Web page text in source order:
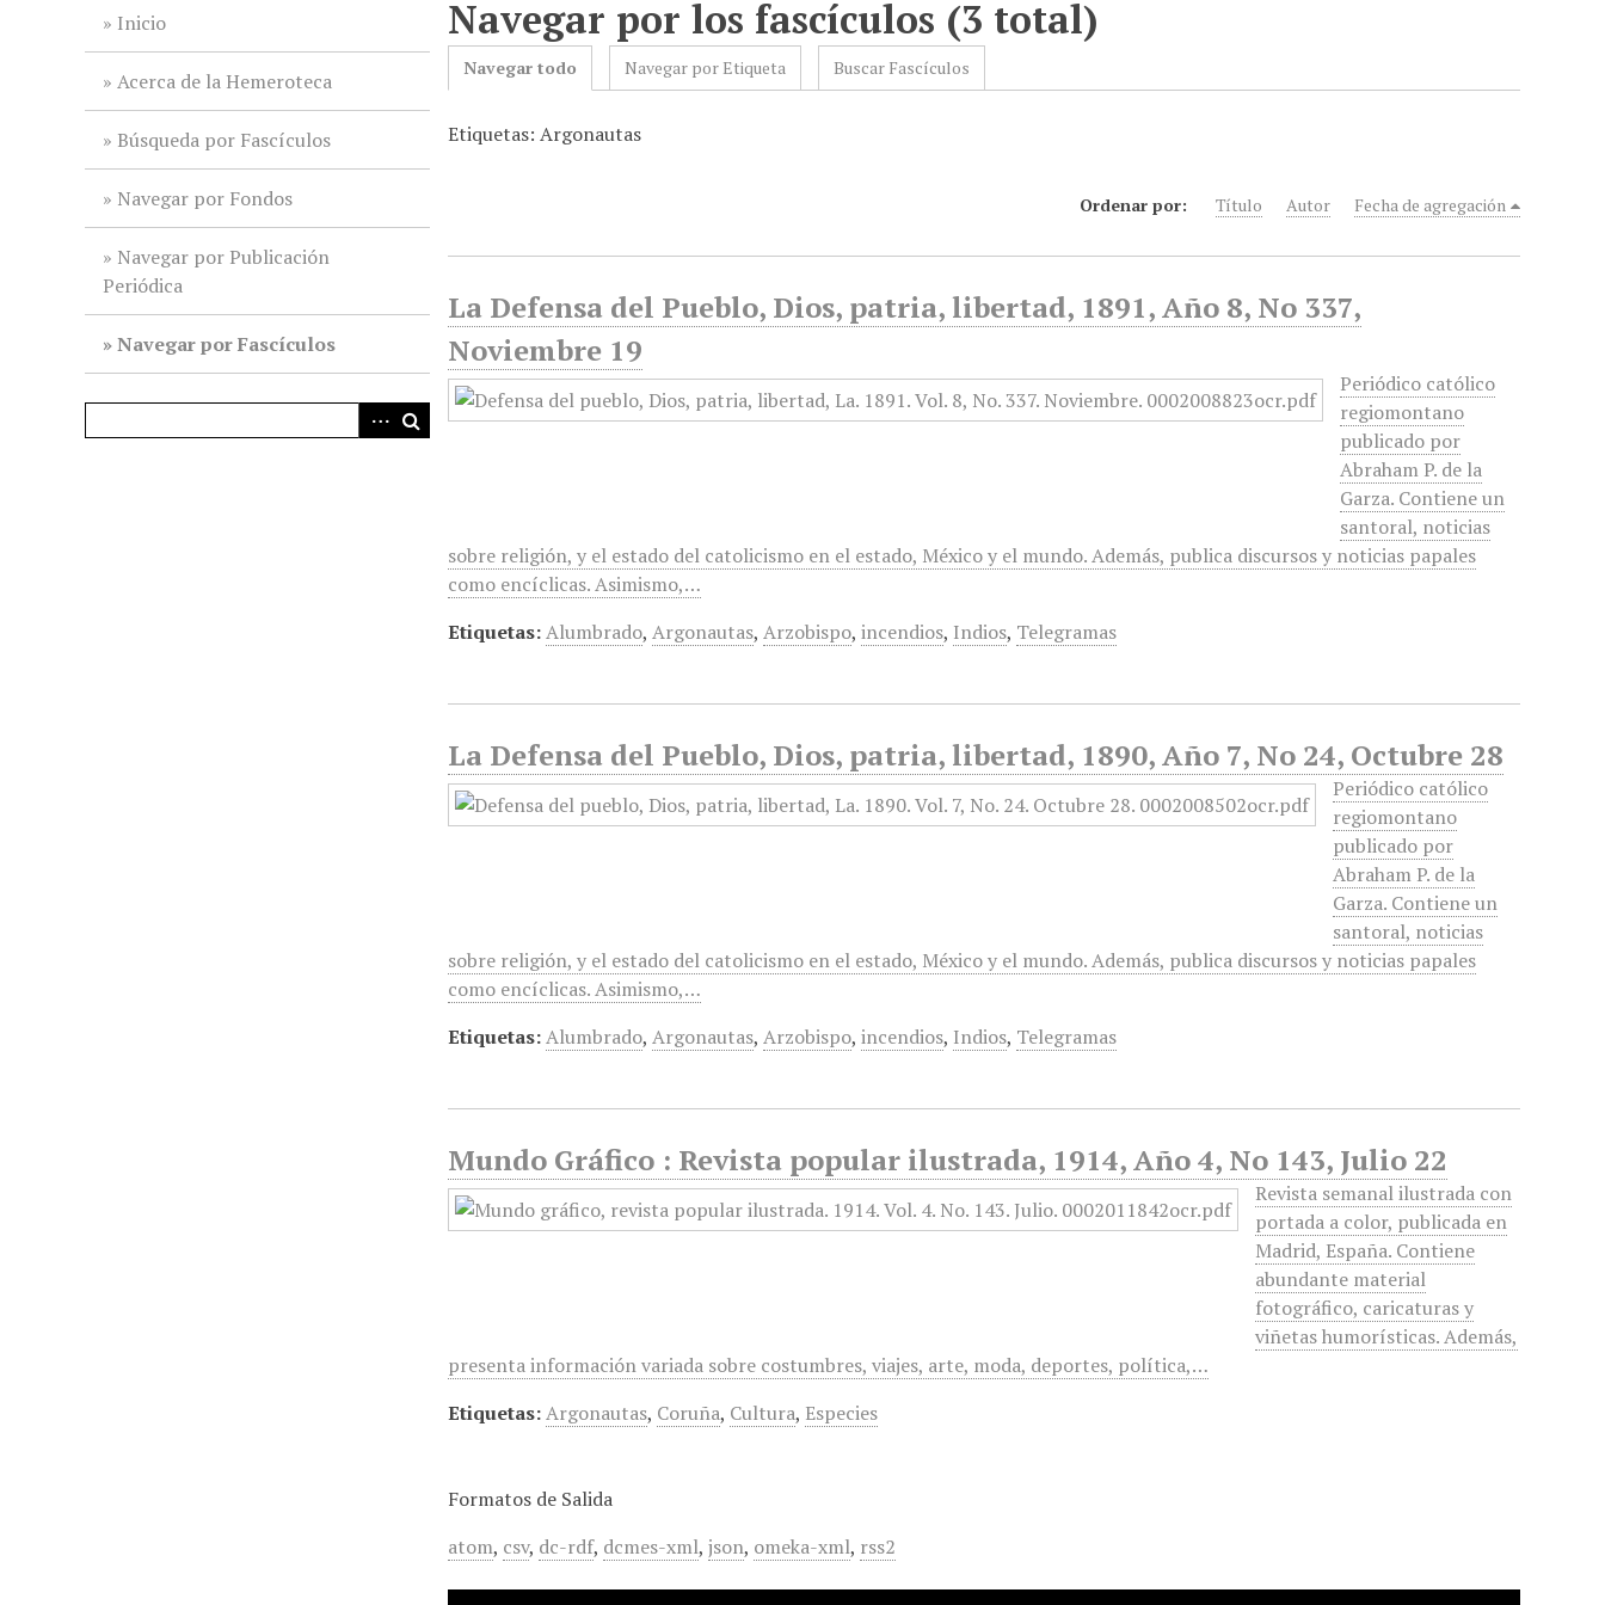
Inicio
Acerca de la Hemeroteca
Búsqueda por Fascículos
Navegar por Fondos
Navegar por Publicación
Periódica
Navegar por Fascículos
Navegar por los fascículos (3 total)
Navegar todo Navegar por Etiqueta Buscar Fascículos
Etiquetas: Argonautas
Ordenar por: Título Autor Fecha de agregación
La Defensa del Pueblo, Dios, patria, libertad, 1891, Año 8, No 337,
Noviembre 19
Periódico católico
regiomontano
publicado por
Abraham P. de la
Garza. Contiene un
santoral, noticias
sobre religión, y el estado del catolicismo en el estado, México y el mundo. Además, publica discursos y noticias papales
como encíclicas. Asimismo,…
Etiquetas:Alumbrado,Argonautas,Arzobispo,incendios, Indios, Telegramas
La Defensa del Pueblo, Dios, patria, libertad, 1890, Año 7, No 24, Octubre 28
Periódico católico
regiomontano
publicado por
Abraham P. de la
Garza. Contiene un
santoral, noticias
sobre religión, y el estado del catolicismo en el estado, México y el mundo. Además, publica discursos y noticias papales
como encíclicas. Asimismo,…
Etiquetas:Alumbrado,Argonautas,Arzobispo,incendios, Indios, Telegramas
Mundo Gráfico : Revista popular ilustrada, 1914, Año 4, No 143, Julio 22
Revista semanal ilustrada con
portada a color, publicada en
Madrid, España. Contiene
abundante material
fotográfico, caricaturas y
viñetas humorísticas. Además,
presenta información variada sobre costumbres, viajes, arte, moda, deportes, política,…
Etiquetas:Argonautas, Coruña, Cultura, Especies
Formatos de Salida
atom, csv, dc-rdf, dcmes-xml,json, omeka-xml, rss2